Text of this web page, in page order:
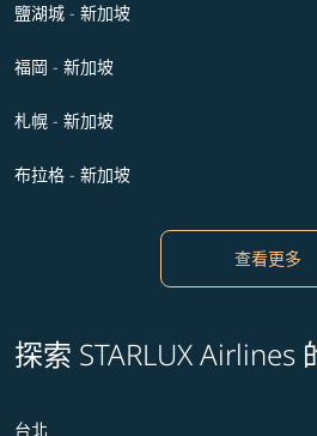
鹽湖城 - 新加坡
福岡 - 新加坡
札幌 - 新加坡
布拉格 - 新加坡
查看更多
探索 STARLUX Airlines
台北